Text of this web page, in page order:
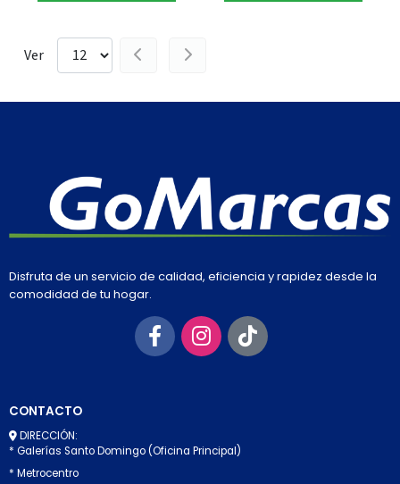
Ver
Disfruta de un servicio de calidad, eficiencia y rapidez desde la
comodidad de tu hogar.
CONTACTO
DIRECCIÓN:
* Galerías Santo Domingo (Oficina Principal)
* Metrocentro